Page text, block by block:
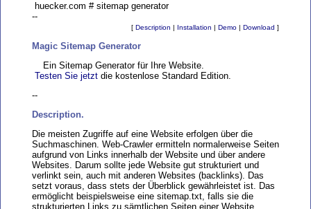
huecker.com # sitemap generator
--
[ Description | Installation | Demo | Download ]
Magic Sitemap Generator
Ein Sitemap Generator für Ihre Website.
Testen Sie jetzt die kostenlose Standard Edition.
--
Description.
Die meisten Zugriffe auf eine Website erfolgen über die
Suchmaschinen. Web-Crawler ermitteln normalerweise Seiten
aufgrund von Links innerhalb der Website und über andere
Websites. Darum sollte jede Website gut strukturiert und
verlinkt sein, auch mit anderen Websites (backlinks). Das
setzt voraus, dass stets der Überblick gewährleistet ist. Das
ermöglicht beispielsweise eine sitemap.txt, falls sie die
strukturierten Links zu sämtlichen Seiten einer Website